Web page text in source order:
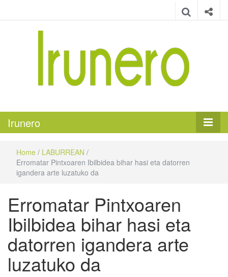
Irunero
Home / LABURREAN /
Erromatar Pintxoaren Ibilbidea bihar hasi eta datorren
igandera arte luzatuko da
Erromatar Pintxoaren
Ibilbidea bihar hasi eta
datorren igandera arte
luzatuko da